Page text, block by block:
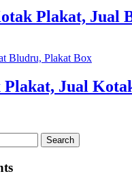
Plakat, Jual
Plakat, Jual